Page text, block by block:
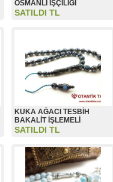
OSMANLI İŞÇİLİĞİ
SATILDI TL
KUKA AĞACI TESBİH
BAKALİT İŞLEMELİ
SATILDI TL